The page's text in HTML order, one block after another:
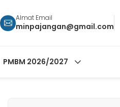
Almat Email
minpajangan@gmail.com
PMBM 2026/2027